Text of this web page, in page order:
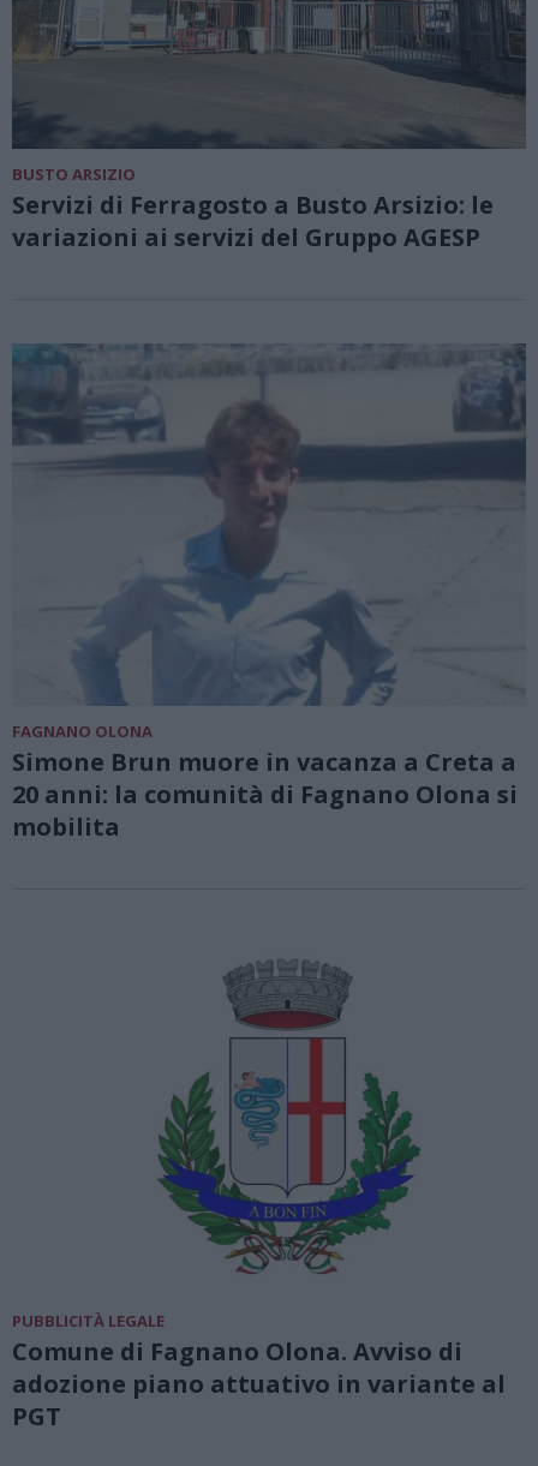
BUSTO ARSIZIO
Servizi di Ferragosto a Busto Arsizio: le
variazioni ai servizi del Gruppo AGESP
FAGNANO OLONA
Simone Brun muore in vacanza a Creta a
20 anni: la comunità di Fagnano Olona si
mobilita
PUBBLICITÀ LEGALE
Comune di Fagnano Olona. Avviso di
adozione piano attuativo in variante al
PGT